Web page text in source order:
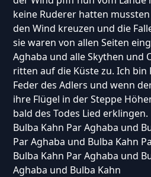
keine Ruderer hatten
den Wind kreuzen und die
sie waren von allen Seiten
Aghaba und alle Skythen und
ritten auf die Küste zu. Ich bin
Feder des Adlers und wenn
ihre Flügel in der Steppe
bald des Todes Lied
Bulba Kahn Par Aghaba und
Par Aghaba und Bulba Kahn
Bulba Kahn Par Aghaba und
Aghaba und Bulba Kahn